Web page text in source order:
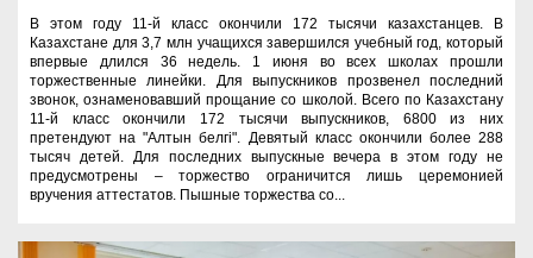
В этом году 11-й класс окончили 172 тысячи казахстанцев. В
Казахстане для 3,7 млн учащихся завершился учебный год, который
впервые длился 36 недель. 1 июня во всех школах прошли
торжественные линейки. Для выпускников прозвенел последний
звонок, ознаменовавший прощание со школой. Всего по Казахстану
11-й класс окончили 172 тысячи выпускников, 6800 из них
претендуют на "Алтын белгі". Девятый класс окончили более 288
тысяч детей. Для последних выпускные вечера в этом году не
предусмотрены – торжество ограничится лишь церемонией
вручения аттестатов. Пышные торжества со...